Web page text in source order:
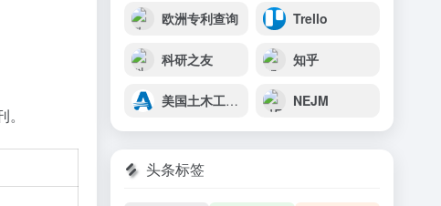
欧洲专利查询 Trello
科研之友 知乎
美国土木工程师协会（ASCE） NEJM
头条标签